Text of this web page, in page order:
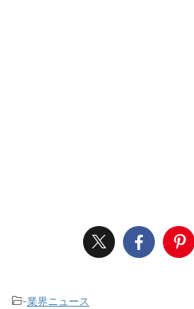
-業界ニュース